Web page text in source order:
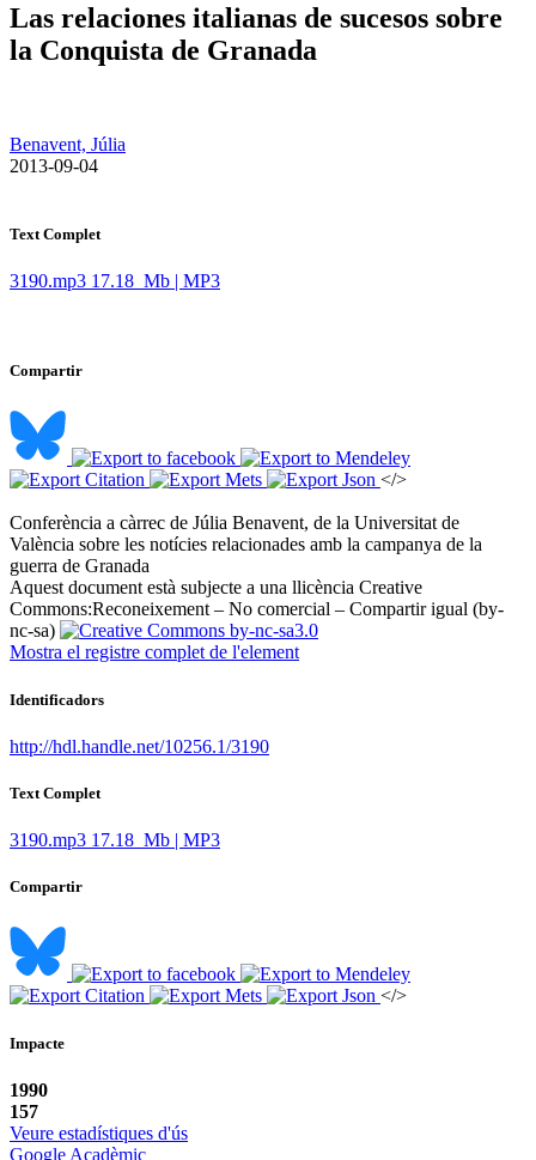
Las relaciones italianas de sucesos sobre
la Conquista de Granada
Benavent, Júlia
​ 2013-09-04
Text Complet
3190.mp3 17.18 Mb | MP3
Compartir
</>
Conferència a càrrec de Júlia Benavent, de la Universitat de
València sobre les notícies relacionades amb la campanya de la
guerra de Granada ​
Aquest document està subjecte a una llicència Creative
Commons:Reconeixement – No comercial – Compartir igual (by-
nc-sa)
Mostra el registre complet de l'element
Identificadors
http://hdl.handle.net/10256.1/3190
Text Complet
3190.mp3 17.18 Mb | MP3
Compartir
</>
Impacte
1990
157
Veure estadístiques d'ús
Google Acadèmic